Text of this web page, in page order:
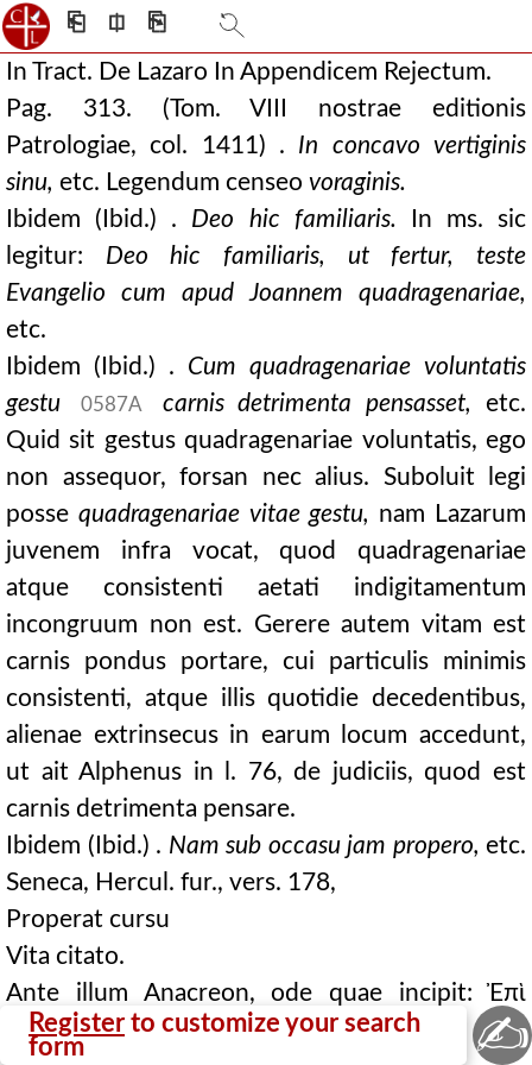
⎗ ⎅ ⎘
Register to customize your search
form
In Tract. De Lazaro In Appendicem Rejectum.
Pag. 313. (Tom. VIII nostrae editionis
Patrologiae, col. 1411) . In concavo vertiginis
sinu, etc. Legendum censeo voraginis.
Ibidem (Ibid.) . Deo hic familiaris. In ms. sic
legitur: Deo hic familiaris, ut fertur, teste
Evangelio cum apud Joannem quadragenariae,
etc.
Ibidem (Ibid.) . Cum quadragenariae voluntatis
gestu
0587A carnis detrimenta pensasset,
etc.
Quid sit gestus quadragenariae voluntatis, ego
non assequor, forsan nec alius. Suboluit legi
posse quadragenariae vitae gestu, nam Lazarum
juvenem infra vocat, quod quadragenariae
atque consistenti aetati indigitamentum
incongruum non est. Gerere autem vitam est
carnis pondus portare, cui particulis minimis
consistenti, atque illis quotidie decedentibus,
alienae extrinsecus in earum locum accedunt,
ut ait Alphenus in l. 76, de judiciis, quod est
carnis detrimenta pensare.
Ibidem (Ibid.) . Nam sub occasu jam propero, etc.
Seneca, Hercul. fur., vers. 178,
Properat cursu
Vita citato.
Ante illum Anacreon, ode quae incipit: Ἐπὶ
μυρσίναις τερείναις,
✍